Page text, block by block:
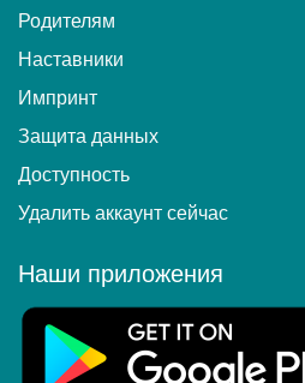
Родителям
Наставники
Импринт
Защита данных
Доступность
Удалить аккаунт сейчас
Наши приложения